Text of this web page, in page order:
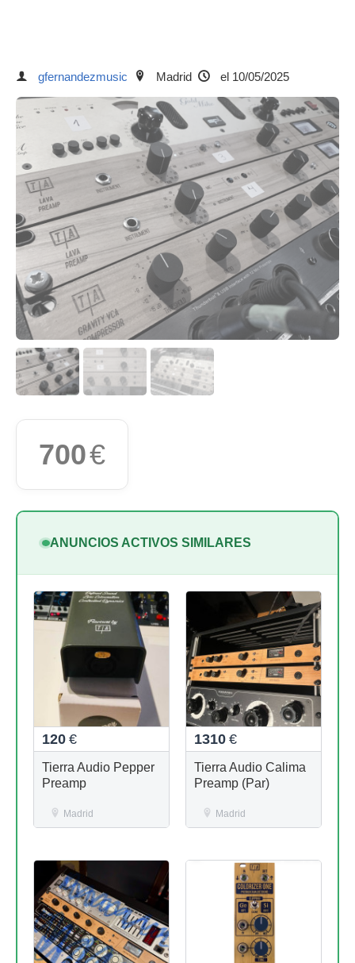
gfernandezmusic Madrid el 10/05/2025
700€
ANUNCIOS ACTIVOS SIMILARES
120 €
Tierra Audio Pepper
Preamp
Madrid
1310 €
Tierra Audio Calima
Preamp (Par)
Madrid